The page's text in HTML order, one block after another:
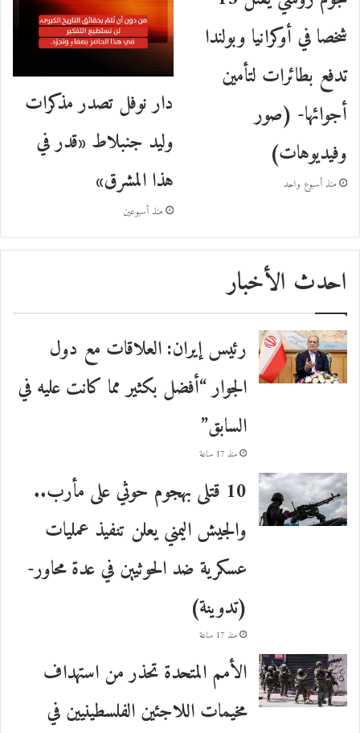
شخصا في أوكرانيا وبولندا
تدفع بطائرات لتأمين
أجوائها- (صور
وفيديوهات)
منذ أسبوع واحد
دار نوفل تصدر مذكرات
وليد جنبلاط «قدر في
هذا المشرق»
منذ أسبوعين
احدث الأخبار
رئيس إيران: العلاقات مع دول
الجوار “أفضل بكثير مما كانت عليه في
السابق”
منذ 17 ساعة
10 قتلى بهجوم حوثي على مأرب..
والجيش اليمني يعلن تنفيذ عمليات
عسكرية ضد الحوثيين في عدة محاور-
(تدوينة)
منذ 17 ساعة
الأمم المتحدة تحذر من استهداف
مخيمات اللاجئين الفلسطينيين في